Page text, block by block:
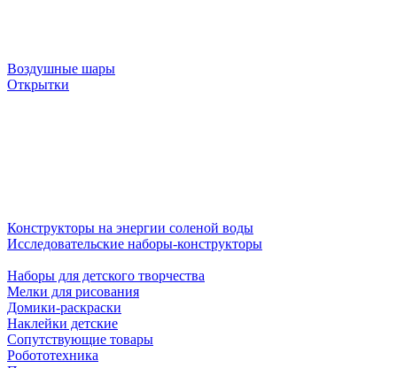
Воздушные шары
Открытки
Конструкторы на энергии соленой воды
Исследовательские наборы-конструкторы
Наборы для детского творчества
Мелки для рисования
Домики-раскраски
Наклейки детские
Сопутствующие товары
Робототехника